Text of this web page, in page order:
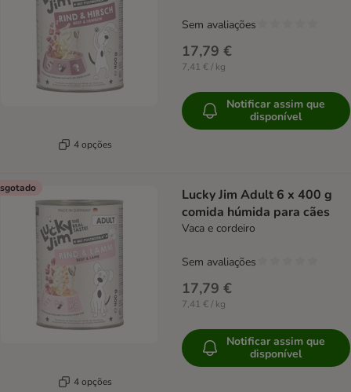
4 opções
17,79 €
7,41 € / kg
Sem avaliações
Notificar assim que
disponível
4 opções
Lucky Jim Adult 6 x 400 g
comida húmida para cães
Vaca e cordeiro
17,79 €
7,41 € / kg
Sem avaliações
Notificar assim que
disponível